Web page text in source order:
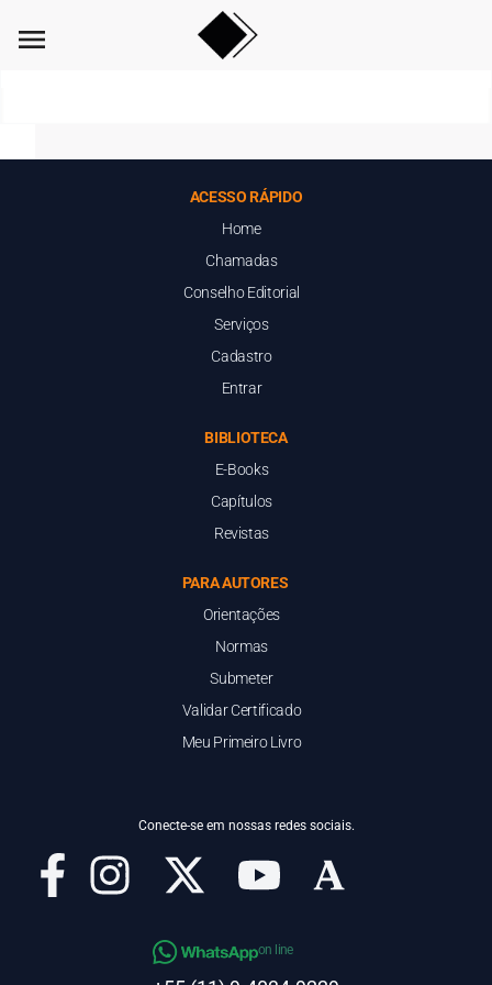
menu
ACESSO RÁPIDO
Home
Chamadas
Conselho Editorial
Serviços
Cadastro
Entrar
BIBLIOTECA
E-Books
Capítulos
Revistas
PARA AUTORES
Orientações
Normas
Submeter
Validar Certificado
Meu Primeiro Livro
Conecte-se em nossas redes sociais.
on line